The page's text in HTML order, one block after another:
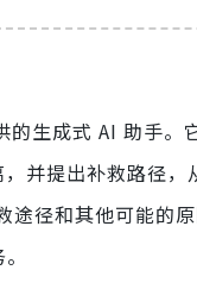
成式 AI 助手。
并提出补救路径
径和其他可能的